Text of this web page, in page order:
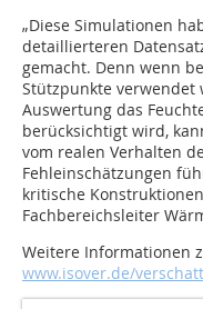
„Diese Simulationen
detaillierteren
gemacht. Denn wenn
Stützpunkte verwendet
Auswertung das
berücksichtigt wird,
vom realen Verhalten
Fehleinschätzungen
kritische
Fachbereichsleiter
Weitere Informationen
www.isover.de/